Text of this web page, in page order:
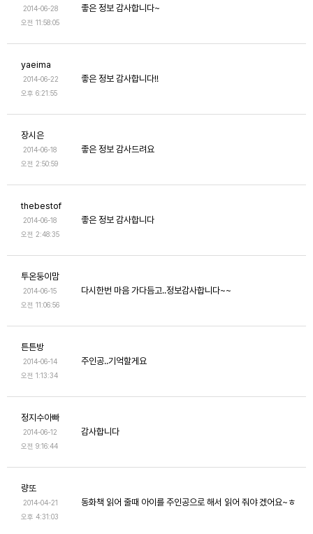
2014-06-28
오전 11:58:05
좋은 정보 감사합니다~
yaeima
2014-06-22
오후 6:21:55
좋은 정보 감사합니다!!
장시은
2014-06-18
오전 2:50:59
좋은 정보 감사드려요
thebestof
2014-06-18
오전 2:48:35
좋은 정보 감사합니다
투온둥이맘
2014-06-15
오전 11:06:56
다시한번 마음 가다듬고..정보감사합니다~~
튼튼방
2014-06-14
오전 1:13:34
주인공..기억할게요
정지수아빠
2014-06-12
오전 9:16:44
감사합니다
량또
2014-04-21
오후 4:31:03
동화책 읽어 줄때 아이를 주인공으로 해서 읽어 줘야 겠어요~ㅎ